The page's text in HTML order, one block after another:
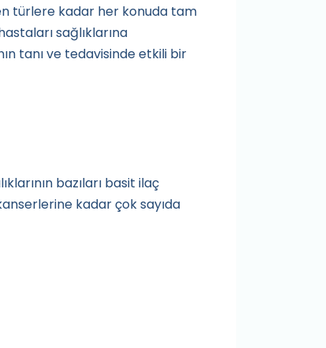
türlere kadar her konuda tam
sağlıklarına
tanı ve tedavisinde etkili bir
bazıları basit ilaç
kadar çok sayıda